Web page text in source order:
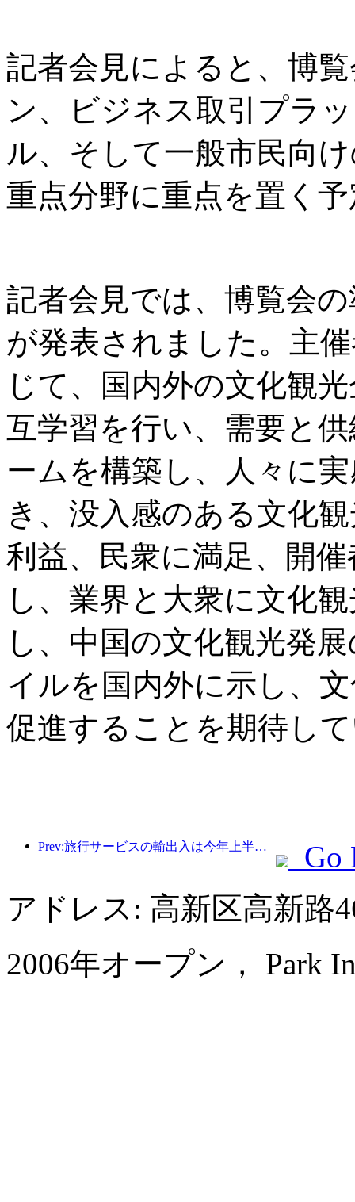
記者会見によると、博
ン、ビジネス取引プラ
ル、そして一般市民向
重点分野に重点を置く
記者会見では、博覧会
が発表されました。主
じて、国内外の文化観
互学習を行い、需要と
ームを構築し、人々に
き、没入感のある文化
利益、民衆に満足、開
し、業界と大衆に文化
し、中国の文化観光発
イルを国内外に示し、
促進することを期待し
Prev:旅行サービスの輸出入は今年上半期で1兆802億9000万元に達した。
Go
アドレス: 高新区高新路
2006年オープン， Park